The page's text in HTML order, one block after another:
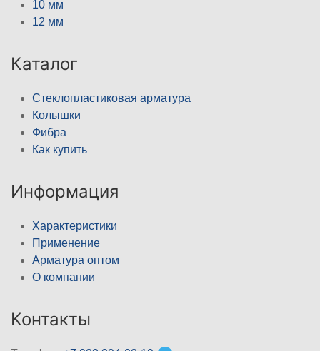
10 мм
12 мм
Каталог
Стеклопластиковая арматура
Колышки
Фибра
Как купить
Информация
Характеристики
Применение
Арматура оптом
О компании
Контакты